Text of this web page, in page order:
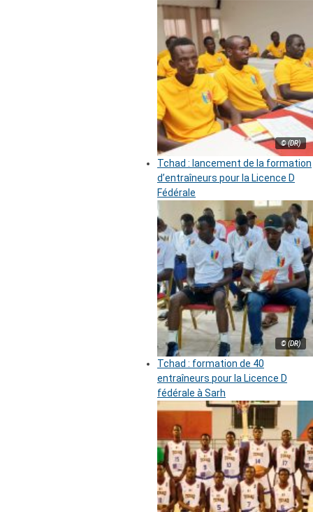
© (DR)
Tchad : lancement de la formation
d’entraîneurs pour la Licence D
Fédérale
© (DR)
Tchad : formation de 40
entraîneurs pour la Licence D
fédérale à Sarh